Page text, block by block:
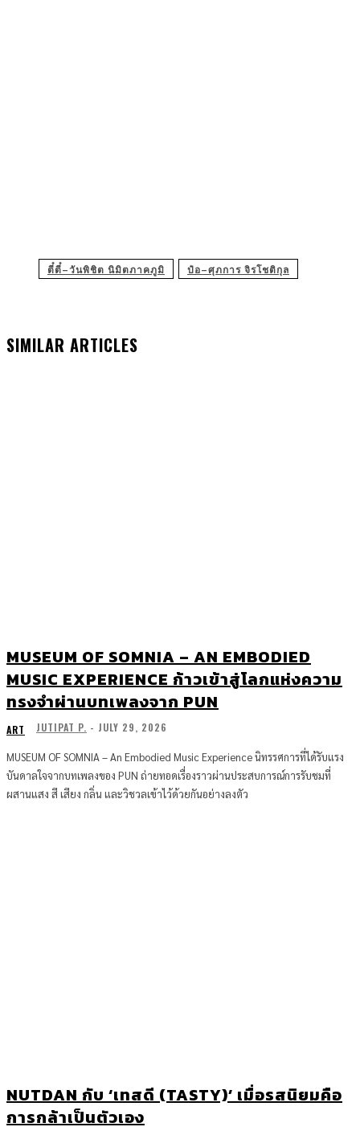
ตี๋ตี๋–วันพิชิต นิมิตภาคภูมิ ป๋อ–ศุภการ จิรโชติกุล
SIMILAR ARTICLES
MUSEUM OF SOMNIA – AN EMBODIED
MUSIC EXPERIENCE ก้าวเข้าสู่โลกแห่งความ
ทรงจำผ่านบทเพลงจาก PUN
ART JUTIPAT P. - JULY 29, 2026
MUSEUM OF SOMNIA – An Embodied Music Experience นิทรรศการที่ได้รับแรง
บันดาลใจจากบทเพลงของ PUN ถ่ายทอดเรื่องราวผ่านประสบการณ์การรับชมที่
ผสานแสง สี เสียง กลิ่น และวิชวลเข้าไว้ด้วยกันอย่างลงตัว
NUTDAN กับ ‘เทสดี (TASTY)’ เมื่อรสนิยมคือ
การกล้าเป็นตัวเอง